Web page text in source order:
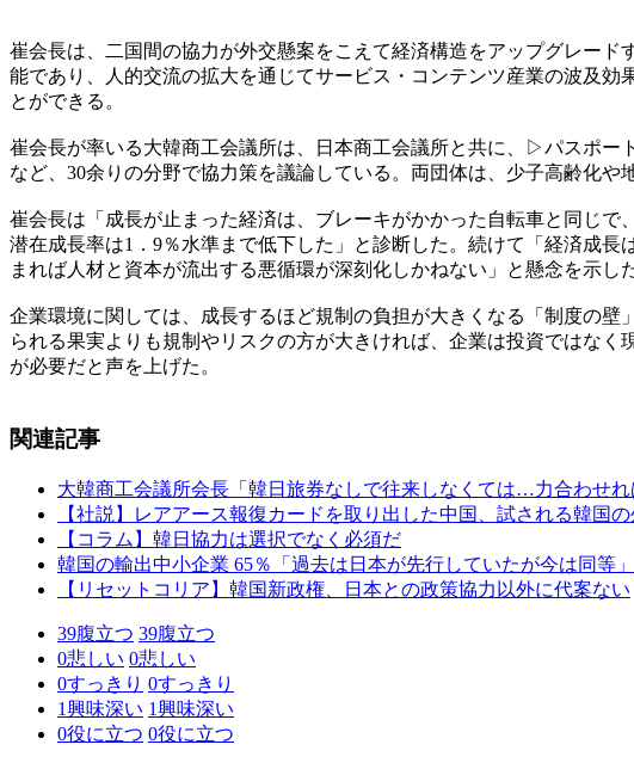
崔会長は、二国間の協力が外交懸案をこえて経済構造をアップグレー
能であり、人的交流の拡大を通じてサービス・コンテンツ産業の波及
とができる。
崔会長が率いる大韓商工会議所は、日本商工会議所と共に、▷パスポ
など、30余りの分野で協力策を議論している。両団体は、少子高齢化
崔会長は「成長が止まった経済は、ブレーキがかかった自転車と同じ
潜在成長率は1．9％水準まで低下した」と診断した。続けて「経済成
まれば人材と資本が流出する悪循環が深刻化しかねない」と懸念を示した
企業環境に関しては、成長するほど規制の負担が大きくなる「制度の
られる果実よりも規制やリスクの方が大きければ、企業は投資ではな
が必要だと声を上げた。
関連記事
大韓商工会議所会長「韓日旅券なしで往来しなくては…力合わせれ
【社説】レアアース報復カードを取り出した中国、試される韓国の
【コラム】韓日協力は選択でなく必須だ
韓国の輸出中小企業 65％「過去は日本が先行していたが今は同等」
【リセットコリア】韓国新政権、日本との政策協力以外に代案ない
39腹立つ 39腹立つ
0悲しい 0悲しい
0すっきり 0すっきり
1興味深い 1興味深い
0役に立つ 0役に立つ